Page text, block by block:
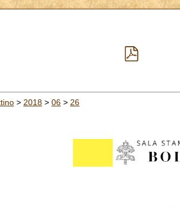
> 2018 > 06 > 26